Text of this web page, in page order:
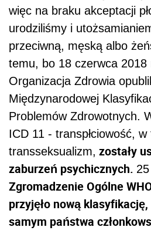
więc na braku akceptacji
urodziliśmy i
przeciwną, męską albo
temu, bo 18 czerwca 2018
Organizacja Zdrowia
Międzynarodowej
Problemów Zdrowotnych.
ICD 11 - transpłciowość, w
transseksualizm, zostały
zaburzeń psychicznych.
Zgromadzenie Ogólne
przyjęło nową
samym państwa